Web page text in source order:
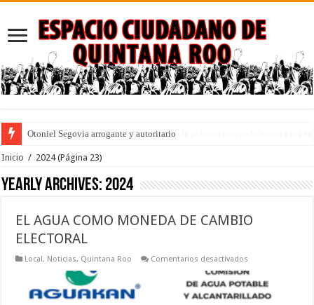
Puebla: ley que penaliza el desempleo y la pobreza con dedicatoria a los
Inicio / 2024(Página 23)
Yearly Archives: 2024
EL AGUA COMO MONEDA DE CAMBIO
ELECTORAL
Local, Noticias, Quintana Roo Comentarios desactivados
AGUA
COMO
MONEDA